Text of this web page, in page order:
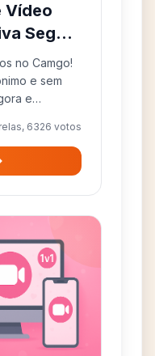
Vídeo
Segura
no Camgo!
e sem
e
6326 votos